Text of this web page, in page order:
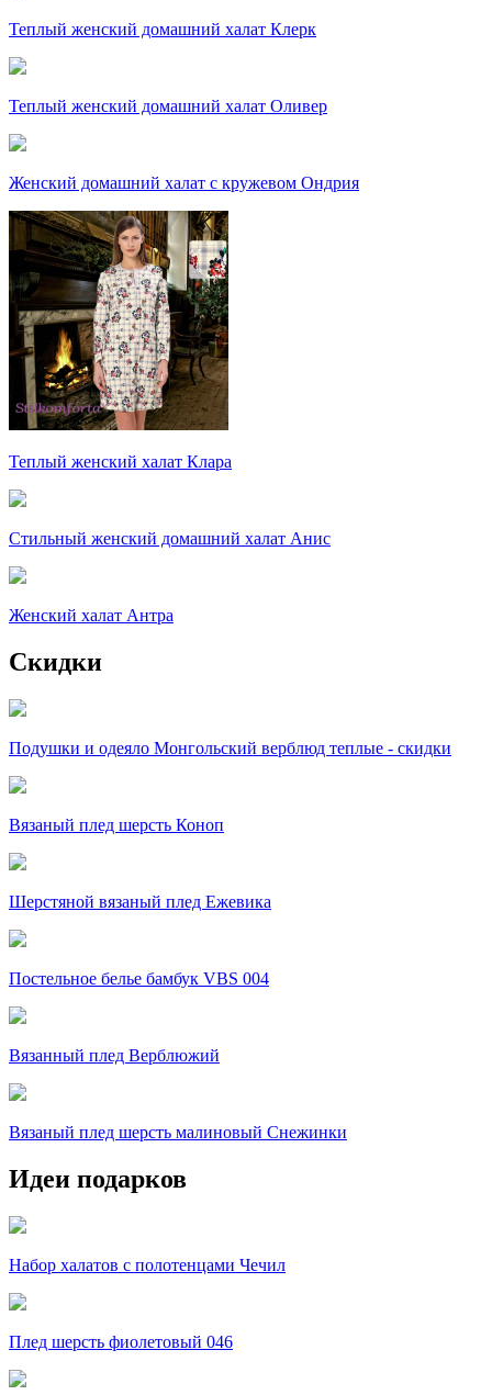
Теплый женский домашний халат Клерк
Теплый женский домашний халат Оливер
Женский домашний халат с кружевом Ондрия
Теплый женский халат Клара
Стильный женский домашний халат Анис
Женский халат Антра
Скидки
Подушки и одеяло Монгольский верблюд теплые - скидки
Вязаный плед шерсть Коноп
Шерстяной вязаный плед Ежевика
Постельное белье бамбук VBS 004
Вязанный плед Верблюжий
Вязаный плед шерсть малиновый Снежинки
Идеи подарков
Набор халатов с полотенцами Чечил
Плед шерсть фиолетовый 046